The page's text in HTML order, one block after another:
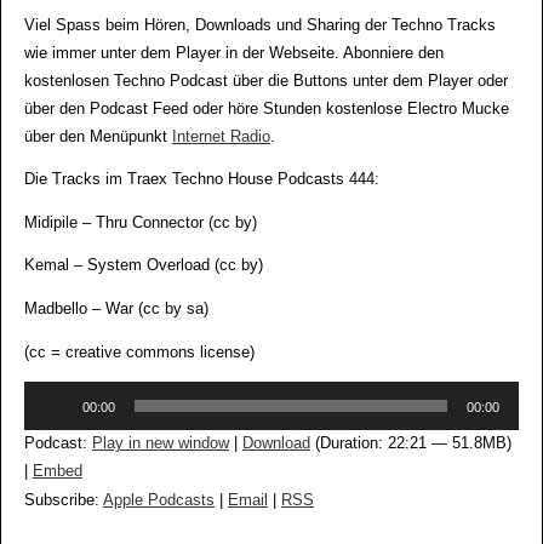
Viel Spass beim Hören, Downloads und Sharing der Techno Tracks
wie immer unter dem Player in der Webseite. Abonniere den
kostenlosen Techno Podcast über die Buttons unter dem Player oder
über den Podcast Feed oder höre Stunden kostenlose Electro Mucke
über den Menüpunkt Internet Radio.
Die Tracks im Traex Techno House Podcasts 444:
Midipile – Thru Connector (cc by)
Kemal – System Overload (cc by)
Madbello – War (cc by sa)
(cc = creative commons license)
00:00 00:00
Podcast: Play in new window| Download (Duration: 22:21 — 51.8MB)
Embed
Subscribe: Apple Podcasts Email RSS